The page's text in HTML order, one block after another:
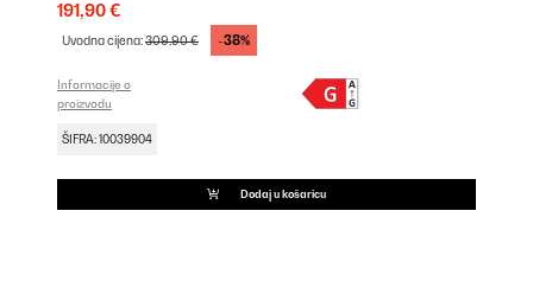
191,90 €
Uvodna cijena:309,90 € -38%
Informacije o
proizvodu
ŠIFRA: 10039904
Dodaj u košaricu